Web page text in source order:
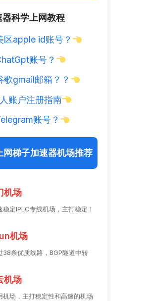
科学上网教程
区apple id账号？
账号？
歌gmail邮箱？？
账户注册指南
账号？
梯子加速器机场推荐
机场
稳定IPLC专线机场，主打稳定！
机场
38条优质线路，BGP隧道中转
机场
机场，主打稳定性和高速的机场